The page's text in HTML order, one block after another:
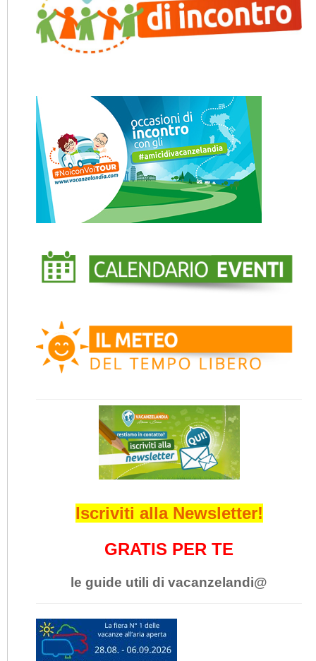
Iscriviti alla Newsletter!
GRATIS PER TE
le guide utili di vacanzelandi@